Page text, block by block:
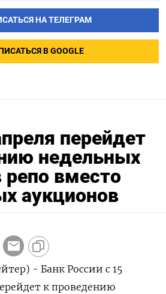
НА ТЕЛЕГРАМ
В GOOGLE
перейдет
недельных
репо вместо
аукционов
- Банк России с 15
к проведению